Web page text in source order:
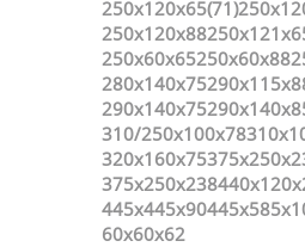
250х120х65(71)
250х120х88
250х60х65250х60х88
280х140х75
290х140х75
310/250x100x78
320х160х75
375х250х238
445x445x90
60х60х62